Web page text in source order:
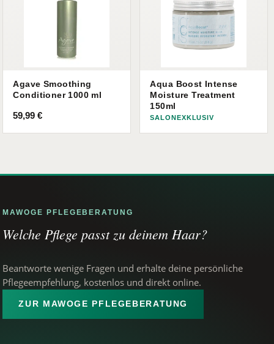
Agave Smoothing
Conditioner 1000 ml
59,99€
Aqua Boost Intense
Moisture Treatment
150ml
SALONEXKLUSIV
MAWOGE PFLEGEBERATUNG
Welche Pflege passt zu deinem Haar?
Beantworte wenige Fragen und erhalte deine persönliche
Pflegeempfehlung, kostenlos und direkt online.
ZUR MAWOGE PFLEGEBERATUNG